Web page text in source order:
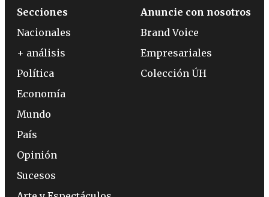
Secciones
Nacionales
+ análisis
Política
Economía
Mundo
País
Opinión
Sucesos
Anuncie con nosotros
Brand Voice
Empresariales
Colección ÚH